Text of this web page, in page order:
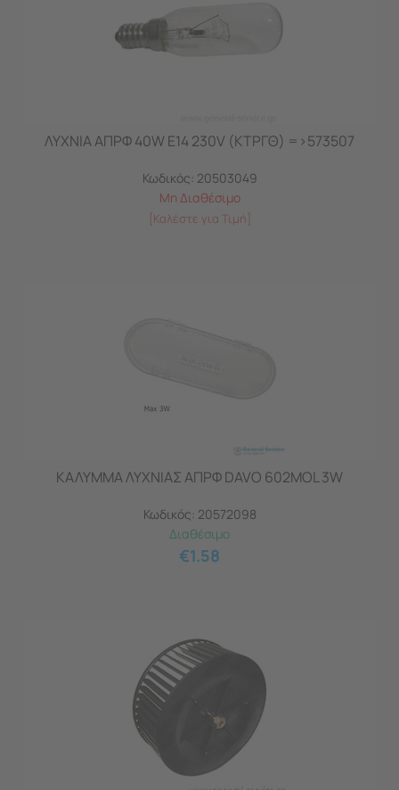
ΛΥΧΝΙΑ ΑΠΡΦ 40W E14 230V (ΚΤΡΓΘ) =>573507
Κωδικός: 20503049
Μη Διαθέσιμο
[Καλέστε για Τιμή]
ΚΑΛΥΜΜΑ ΛΥΧΝΙΑΣ ΑΠΡΦ DAVO 602MOL 3W
Κωδικός: 20572098
Διαθέσιμο
€1.58